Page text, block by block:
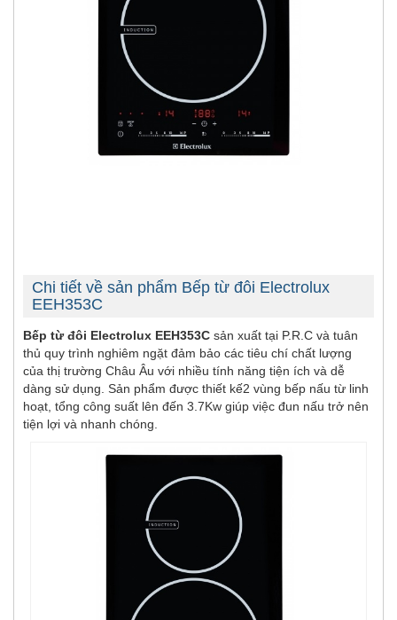
Chi tiết về sản phẩm Bếp từ đôi Electrolux
EEH353C
Bếp từ đôi Electrolux EEH353C sản xuất tại P.R.C và tuân
thủ quy trình nghiêm ngặt đảm bảo các tiêu chí chất lượng
của thị trường Châu Âu với nhiều tính năng tiện ích và dễ
dàng sử dụng. Sản phẩm được thiết kế2 vùng bếp nấu từ linh
hoạt, tổng công suất lên đến 3.7Kw giúp việc đun nấu trở nên
tiện lợi và nhanh chóng.